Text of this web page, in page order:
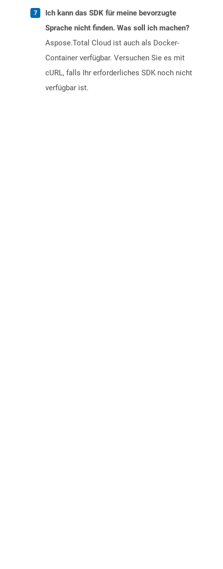
Ich kann das SDK für meine bevorzugte
Sprache nicht finden. Was soll ich machen?
Aspose.Total Cloud ist auch als Docker-
Container verfügbar. Versuchen Sie es mit
cURL, falls Ihr erforderliches SDK noch nicht
verfügbar ist.